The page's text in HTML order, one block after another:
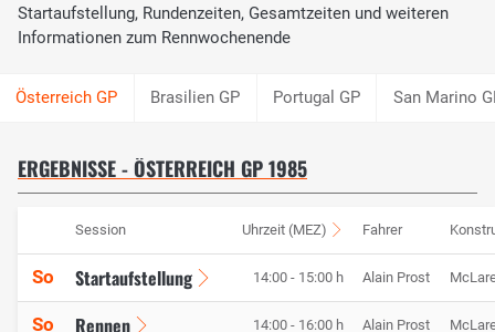
Startaufstellung, Rundenzeiten, Gesamtzeiten und weiteren
Informationen zum Rennwochenende
Brasilien GP Portugal GP San Marino
ERGEBNISSE - ÖSTERREICH GP 1985
Session Uhrzeit (MEZ) Fahrer
So Startaufstellung 14:00 - 15:00 h Alain Prost
So Rennen 14:00 - 16:00 h Alain Prost